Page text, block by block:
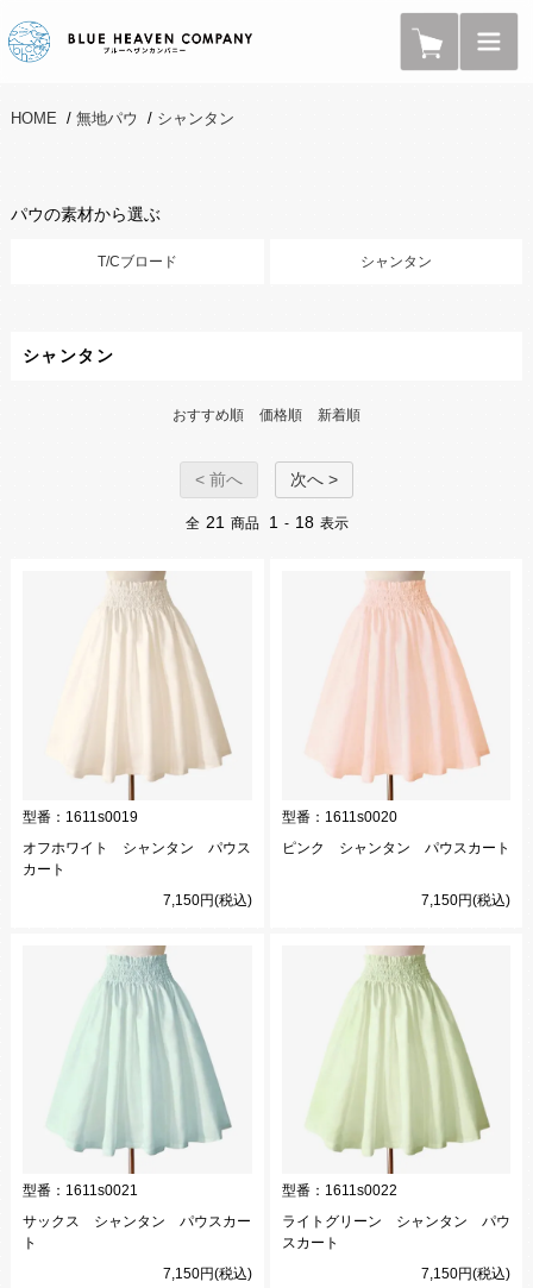
HOME / 無地パウ / シャンタン
パウの素材から選ぶ
T/Cブロード シャンタン
シャンタン
おすすめ順 価格順 新着順
< 前へ 次へ >
全 21 商品 1 - 18 表示
型番： 1611s0019
オフホワイト シャンタン パウス
カート
7,150円(税込)
型番： 1611s0020
ピンク シャンタン パウスカート
7,150円(税込)
型番： 1611s0021
サックス シャンタン パウスカー
ト
7,150円(税込)
型番： 1611s0022
ライトグリーン シャンタン パウ
スカート
7,150円(税込)